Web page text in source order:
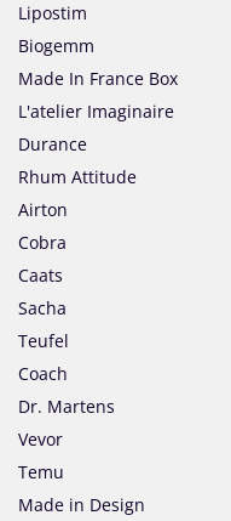
Lipostim
Biogemm
Made In France Box
L'atelier Imaginaire
Durance
Rhum Attitude
Airton
Cobra
Caats
Sacha
Teufel
Coach
Dr. Martens
Vevor
Temu
Made in Design